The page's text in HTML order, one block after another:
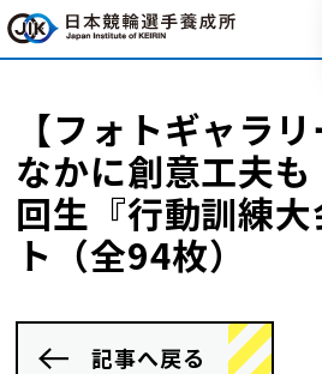
【フォトギャラ
なかに創意工夫
回生『行動訓練
ト（全94枚）
記事へ戻る